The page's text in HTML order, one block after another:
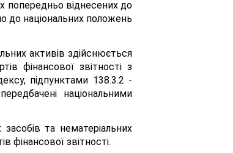
попередньо віднесених до
до національних положень
активів здійснюється
фінансової звітності з
підпунктами 138.3.2 -
національними
та нематеріальних
фінансової звітності.